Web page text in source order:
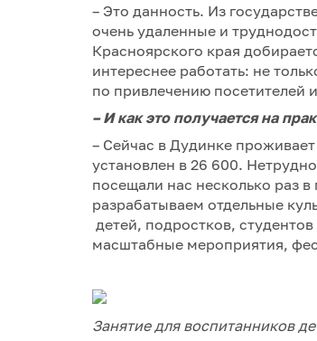
– Это данность. Из
очень удаленные и
Красноярского края
интереснее работать: не
по привлечению посетителей
–И как это получается на
– Сейчас в Дудинке
установлен в 26 600.
посещали нас несколько раз
разрабатываем отдельные
детей, подростков,
масштабные мероприятия,
Занятие для воспитанников